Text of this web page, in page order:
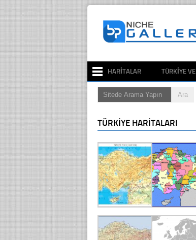
HARITALAR TÜRKIYE
TÜRKIYE HARITALARI